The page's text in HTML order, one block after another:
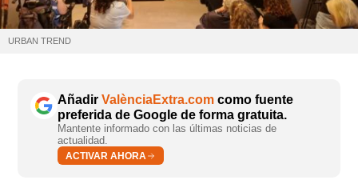
URBAN TREND
Añadir ValènciaExtra.com como fuente
preferida de Google de forma gratuita.
Mantente informado con las últimas noticias de
actualidad.
ACTIVAR AHORA